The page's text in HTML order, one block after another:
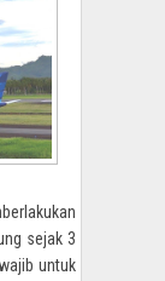
sejak 3
untuk